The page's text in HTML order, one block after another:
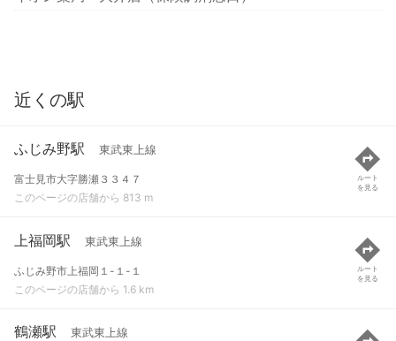
近くの駅
ふじみ野駅 東武東上線
富士見市大字勝瀬３３４７
このページの店舗から 813 m
ルート
を見る
上福岡駅 東武東上線
ふじみ野市上福岡１-１-１
このページの店舗から 1.6 km
ルート
を見る
鶴瀬駅 東武東上線